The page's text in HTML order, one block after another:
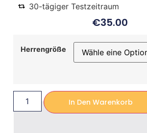
30-tägiger Testzeitraum
€35.00
Herrengröße
In Den Warenkorb